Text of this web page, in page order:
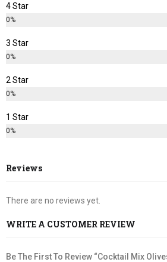
4 Star
0%
3 Star
0%
2 Star
0%
1 Star
0%
Reviews
There are no reviews yet.
WRITE A CUSTOMER REVIEW
Be The First To Review “Cocktail Mix